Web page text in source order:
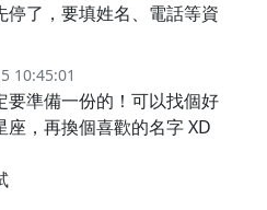
停了，要填姓名、電話等資
10:45:01
要準備一份的！可以找個好
座，再換個喜歡的名字 XD